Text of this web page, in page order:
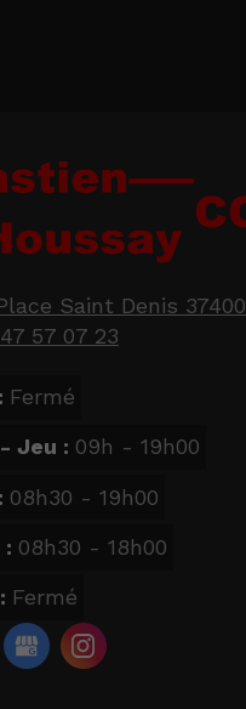
Saint Denis 37400
57 07 23
Fermé
Jeu : 09h - 19h00
08h30 - 19h00
: 08h30 - 18h00
Fermé